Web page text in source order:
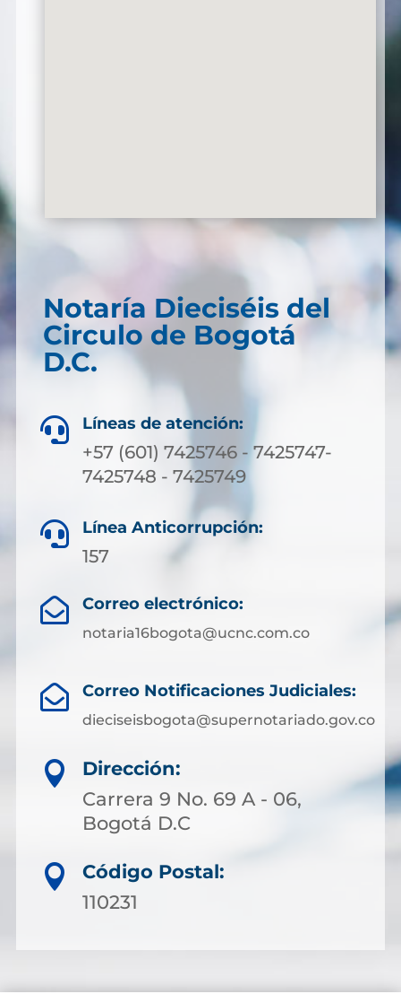
Notaría Dieciséis del
Circulo de Bogotá
D.C.
 Líneas de atención:
+57 (601) 7425746 - 7425747-
7425748 - 7425749
 Línea Anticorrupción:
157
 Correo electrónico:
notaria16bogota@ucnc.com.co
 Correo Notificaciones Judiciales:
dieciseisbogota@supernotariado.gov.co

Dirección:
Carrera 9 No. 69 A - 06,
Bogotá D.C

Código Postal:
110231